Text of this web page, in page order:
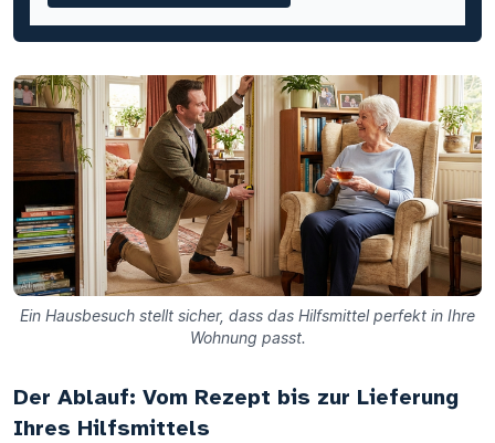
Ein Hausbesuch stellt sicher, dass das Hilfsmittel perfekt in Ihre
Wohnung passt.
Der Ablauf: Vom Rezept bis zur Lieferung
Ihres Hilfsmittels